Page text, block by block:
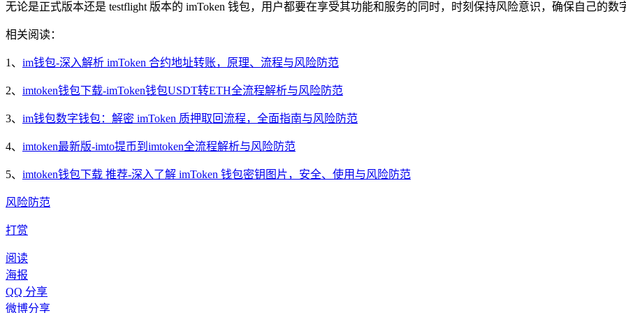
无论是正式版本还是 testflight 版本的 imToken 钱包，用户都要在享受其功能和服务的同时，时刻保持风险意识，确保自己的数
相关阅读：
1、 im钱包-深入解析 imToken 合约地址转账，原理、流程与风险防范
2、 imtoken钱包下载-imToken钱包USDT转ETH全流程解析与风险防范
3、 im钱包数字钱包：解密 imToken 质押取回流程，全面指南与风险防范
4、 imtoken最新版-imto提币到imtoken全流程解析与风险防范
5、 imtoken钱包下载 推荐-深入了解 imToken 钱包密钥图片，安全、使用与风险防范
风险防范
打赏
阅读
海报
QQ 分享
微博分享